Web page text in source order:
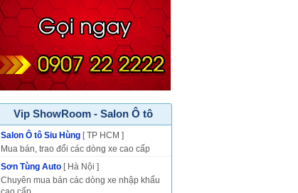
Vip ShowRoom - Salon Ô tô
Salon Ô tô Siu Hùng [ TP HCM ]
Mua bán, trao đổi các dòng xe cao cấp
Sơn Tùng Auto [ Hà Nội ]
Chuyên mua bán các dòng xe nhập khẩu